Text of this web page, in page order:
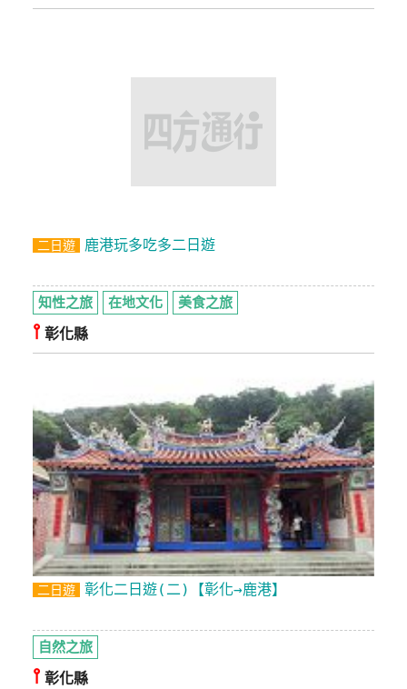
二日遊 鹿港玩多吃多二日遊
知性之旅 在地文化 美食之旅
⫯ 彰化縣
二日遊 彰化二日遊(二)【彰化→鹿港】
自然之旅
⫯ 彰化縣